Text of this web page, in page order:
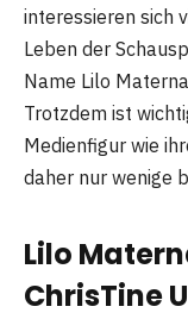
interessieren sich
Leben der
Name Lilo
Trotzdem ist
Medienfigur wie
daher nur wenige
Lilo
ChrisTine